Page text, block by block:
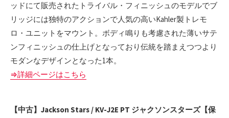
ッドにて販売されたトライバル・フィニッシュのモデルでブ
リッジには独特のアクションで人気の高いKahler製トレモ
ロ・ユニットをマウント。ボディ鳴りも考慮された薄いサテ
ンフィニッシュの仕上げとなっており伝統を踏まえつつより
モダンなデザインとなった1本。
⇒詳細ページはこちら
【中古】Jackson Stars / KV-J2E PT ジャクソンスターズ【保